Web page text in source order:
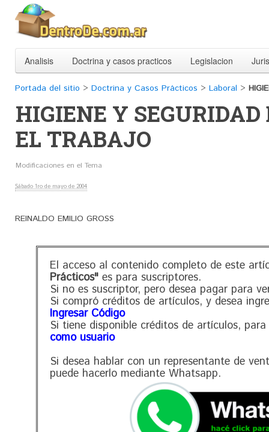
Analisis Doctrina y casos practicos Legislacion
Portada del sitio > Doctrina y Casos Prácticos > Laboral >
HIGIENE Y SEGURIDAD
EL TRABAJO
Modificaciones en el Tema
Sábado 1ro de mayo de 2004
REINALDO EMILIO GROSS
El acceso al contenido completo de este
Prácticos" es para suscriptores.
Si no es suscriptor, pero desea pagar para
Si compró créditos de artículos, y desea
Ingresar Código
Si tiene disponible créditos de artículos,
como usuario
Si desea hablar con un representante de
puede hacerlo mediante Whatsapp.